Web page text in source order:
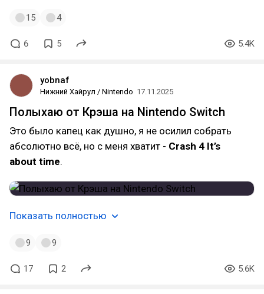
15 4
6 5 5.4K
yobnaf
Нижний Хайрул / Nintendo 17.11.2025
Полыхаю от Крэша на Nintendo Switch
Это было капец как душно, я не осилил собрать
абсолютно всё, но с меня хватит - Crash 4 It’s
about time.
Показать полностью
9 9
17 2 5.6K